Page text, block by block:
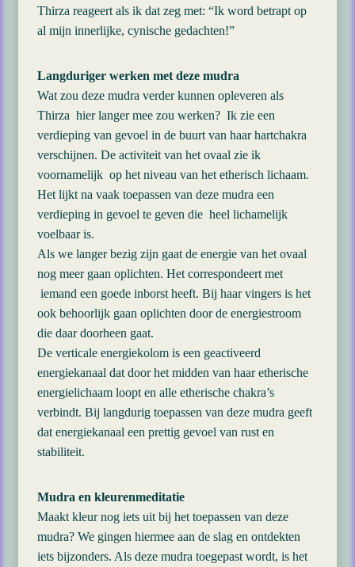
Thirza reageert als ik dat zeg met: “Ik word betrapt op
al mijn innerlijke, cynische gedachten!”
Langduriger werken met deze mudra
Wat zou deze mudra verder kunnen opleveren als
Thirza hier langer mee zou werken? Ik zie een
verdieping van gevoel in de buurt van haar hartchakra
verschijnen. De activiteit van het ovaal zie ik
voornamelijk op het niveau van het etherisch lichaam.
Het lijkt na vaak toepassen van deze mudra een
verdieping in gevoel te geven die heel lichamelijk
voelbaar is.
Als we langer bezig zijn gaat de energie van het ovaal
nog meer gaan oplichten. Het correspondeert met
iemand een goede inborst heeft. Bij haar vingers is het
ook behoorlijk gaan oplichten door de energiestroom
die daar doorheen gaat.
De verticale energiekolom is een geactiveerd
energiekanaal dat door het midden van haar etherische
energielichaam loopt en alle etherische chakra’s
verbindt. Bij langdurig toepassen van deze mudra geeft
dat energiekanaal een prettig gevoel van rust en
stabiliteit.
Mudra en kleurenmeditatie
Maakt kleur nog iets uit bij het toepassen van deze
mudra? We gingen hiermee aan de slag en ontdekten
iets bijzonders. Als deze mudra toegepast wordt, is het